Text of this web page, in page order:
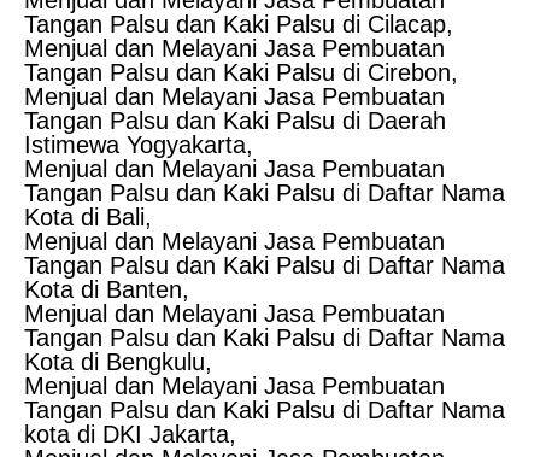
Tangan Palsu dan Kaki Palsu di Cilacap,
Menjual dan Melayani Jasa Pembuatan
Tangan Palsu dan Kaki Palsu di Cirebon,
Menjual dan Melayani Jasa Pembuatan
Tangan Palsu dan Kaki Palsu di Daerah
Istimewa Yogyakarta,
Menjual dan Melayani Jasa Pembuatan
Tangan Palsu dan Kaki Palsu di Daftar Nama
Kota di Bali,
Menjual dan Melayani Jasa Pembuatan
Tangan Palsu dan Kaki Palsu di Daftar Nama
Kota di Banten,
Menjual dan Melayani Jasa Pembuatan
Tangan Palsu dan Kaki Palsu di Daftar Nama
Kota di Bengkulu,
Menjual dan Melayani Jasa Pembuatan
Tangan Palsu dan Kaki Palsu di Daftar Nama
kota di DKI Jakarta,